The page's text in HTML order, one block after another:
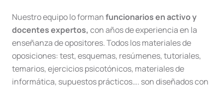
Nuestro equipo lo formanfuncionarios en activo y
docentes expertos, con años de experiencia en la
enseñanza de opositores. Todos los materiales de
oposiciones: test, esquemas, resúmenes, tutoriales,
temarios, ejercicios psicotónicos, materiales de
informática, supuestos prácticos…. son diseñados con